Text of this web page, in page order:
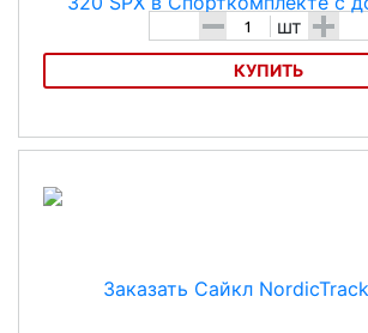
- шт +
КУПИТЬ
Велотренажер сайкл Pro-Form PF 320 SPX